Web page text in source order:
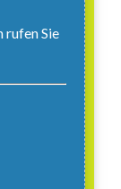
rufen Sie